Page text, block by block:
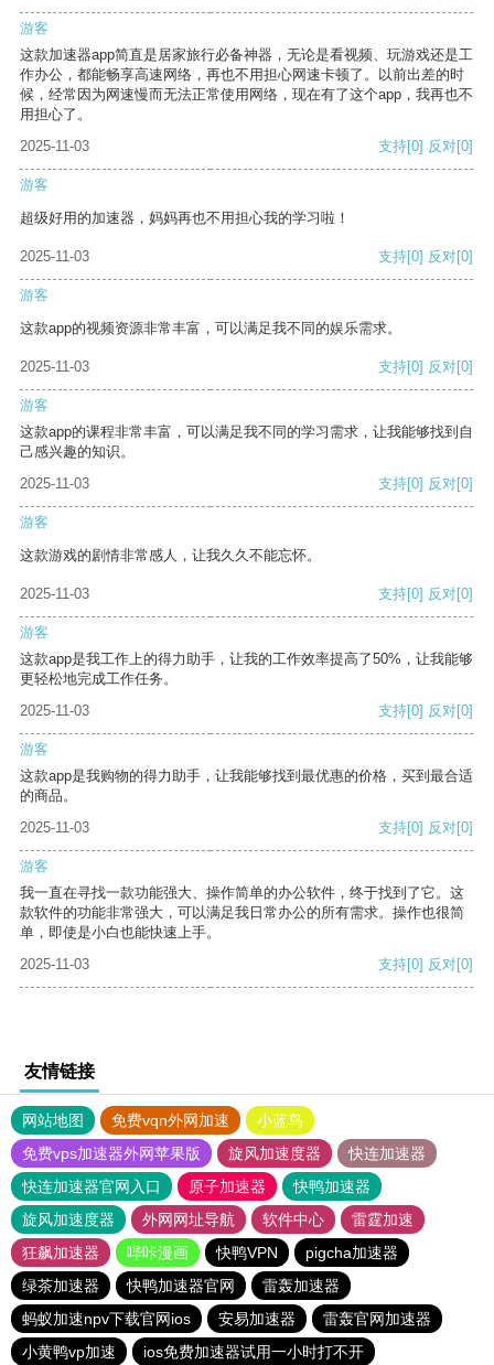
游客
这款加速器app简直是居家旅行必备神器，无论是看视频、玩游戏还是工
作办公，都能畅享高速网络，再也不用担心网速卡顿了。以前出差的时
候，经常因为网速慢而无法正常使用网络，现在有了这个app，我再也不
用担心了。
2025-11-03
支持[0] 反对[0]
游客
超级好用的加速器，妈妈再也不用担心我的学习啦！
2025-11-03 支持[0] 反对[0]
游客
这款app的视频资源非常丰富，可以满足我不同的娱乐需求。
2025-11-03 支持[0] 反对[0]
游客
这款app的课程非常丰富，可以满足我不同的学习需求，让我能够找到自
己感兴趣的知识。
2025-11-03
支持[0] 反对[0]
游客
这款游戏的剧情非常感人，让我久久不能忘怀。
2025-11-03 支持[0] 反对[0]
游客
这款app是我工作上的得力助手，让我的工作效率提高了50%，让我能够
更轻松地完成工作任务。
2025-11-03
支持[0] 反对[0]
游客
这款app是我购物的得力助手，让我能够找到最优惠的价格，买到最合适
的商品。
2025-11-03
支持[0] 反对[0]
游客
我一直在寻找一款功能强大、操作简单的办公软件，终于找到了它。这
款软件的功能非常强大，可以满足我日常办公的所有需求。操作也很简
单，即使是小白也能快速上手。
2025-11-03
支持[0] 反对[0]
友情链接
网站地图 免费vqn外网加速
小蓝鸟
免费vps加速器外网苹果版
旋风加速度器
快连加速器
快连加速器官网入口
原子加速器
快鸭加速器
旋风加速度器
外网网址导航 软件中心
雷霆加速
狂飙加速器
哔咔漫画 快鸭VPN
pigcha加速器
绿茶加速器
快鸭加速器官网
雷轰加速器
蚂蚁加速npv下载官网ios
安易加速器
雷轰官网加速器
小黄鸭vp加速
ios免费加速器试用一小时打不开